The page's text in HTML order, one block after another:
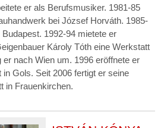
er als Berufsmusiker. 1981-85
bei József Horváth. 1985-
1992-94 mietete er
Károly Tóth eine Werkstatt
nach Wien um. 1996 eröffnete er
Gols. Seit 2006 fertigt er seine
in Frauenkirchen.